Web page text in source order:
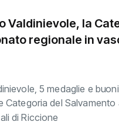
Valdinievole, la
regionale in